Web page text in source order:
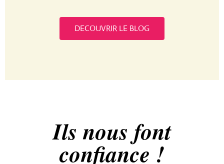
DECOUVRIR LE BLOG
Ils nous font
confiance !